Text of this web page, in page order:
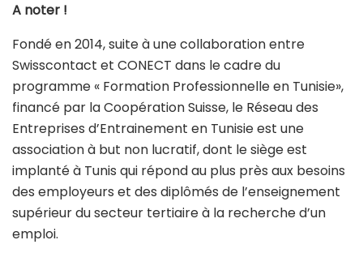
A noter !
Fondé en 2014, suite à une collaboration entre
Swisscontact et CONECT dans le cadre du
programme « Formation Professionnelle en Tunisie»,
financé par la Coopération Suisse, le Réseau des
Entreprises d’Entrainement en Tunisie est une
association à but non lucratif, dont le siège est
implanté à Tunis qui répond au plus près aux besoins
des employeurs et des diplômés de l’enseignement
supérieur du secteur tertiaire à la recherche d’un
emploi.